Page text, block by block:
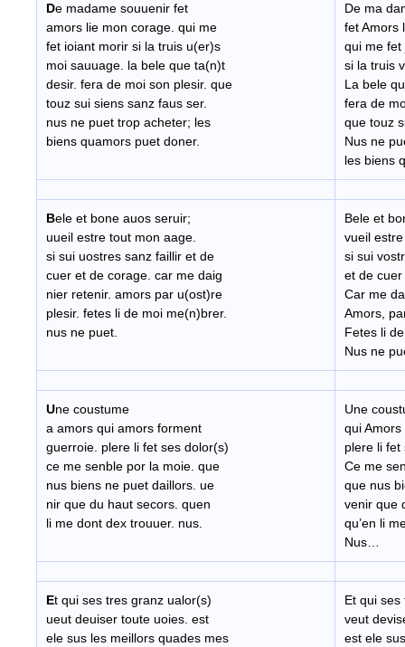
De madame souuenir fet
amors lie mon corage. qui me
fet ioiant morir si la truis u(er)s
moi sauuage. la bele que ta(n)t
desir. fera de moi son plesir. que
touz sui siens sanz faus ser.
nus ne puet trop acheter; les
biens quamors puet doner.
De ma
fet Amors
qui me fet
si la truis
La bele
fera de
que touz
Nus ne
les biens
Bele et bone auos seruir;
uueil estre tout mon aage.
si sui uostres sanz faillir et de
cuer et de corage. car me daig
nier retenir. amors par u(ost)re
plesir. fetes li de moi me(n)brer.
nus ne puet.
Bele et
vueil
si sui
et de
Car me
Amors,
Fetes li
Nus ne
Une coustume
a amors qui amors forment
guerroie. plere li fet ses dolor(s)
ce me senble por la moie. que
nus biens ne puet daillors. ue
nir que du haut secors. quen
li me dont dex trouuer. nus.
Une
qui
plere li fet
Ce me
que nus
venir que
qu’en li
Nus…
Et qui ses tres granz ualor(s)
ueut deuiser toute uoies. est
ele sus les meillors quades mes
Et qui
veut
est ele